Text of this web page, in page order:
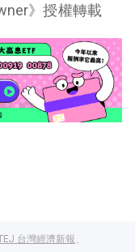
》授權轉載
台灣經濟新報